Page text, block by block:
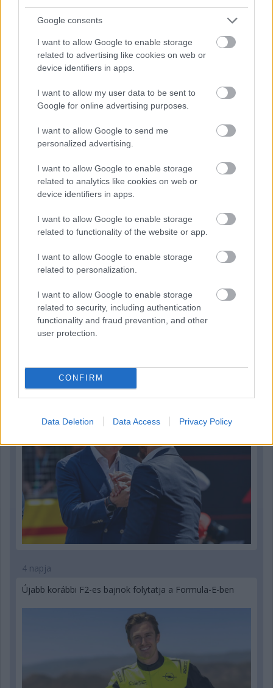
Google consents
I want to allow Google to enable storage
related to advertising like cookies on web or
device identifiers in apps.
I want to allow my user data to be sent to
Google for online advertising purposes.
I want to allow Google to send me
personalized advertising.
I want to allow Google to enable storage
related to analytics like cookies on web or
device identifiers in apps.
I want to allow Google to enable storage
related to functionality of the website or app.
I want to allow Google to enable storage
related to personalization.
I want to allow Google to enable storage
related to security, including authentication
functionality and fraud prevention, and other
user protection.
CONFIRM
Data Deletion Data Access Privacy Policy
3 napja
Megvan, mikor kezdődik az F1-es Bahreini Nagydíj
Malajziában
4 napja
szerint
4 napja
Újabb korábbi F2-es bajnok folytatja a Formula-E-ben